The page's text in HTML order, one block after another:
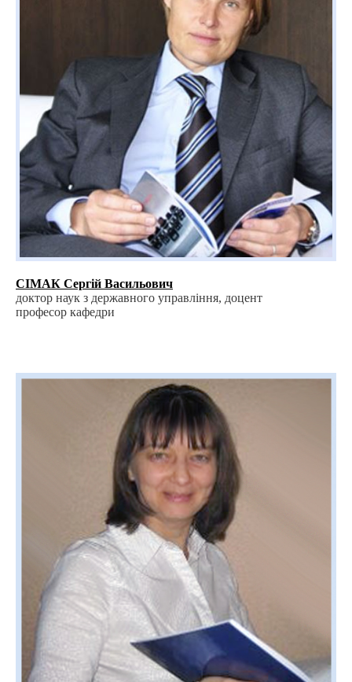
СІМАК Сергій Васильович
доктор наук з державного управління, доцент
професор кафедри